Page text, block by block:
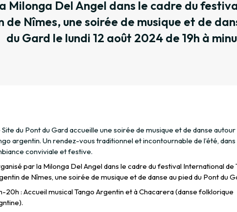
Milonga Del Angel dans le cadre du
de Nîmes, une soirée de musique et de
du Gard le lundi 12 août 2024 de 19h à
Site du Pont du Gard accueille une soirée de musique et de danse autour
argentin. Un rendez-vous traditionnel et incontournable de l’été, dans
conviviale et festive.
par la Milonga Del Angel dans le cadre du festival International de
de Nîmes, une soirée de musique et de danse au pied du Pont du
20h : Accueil musical Tango Argentin et à Chacarera (danse folklorique